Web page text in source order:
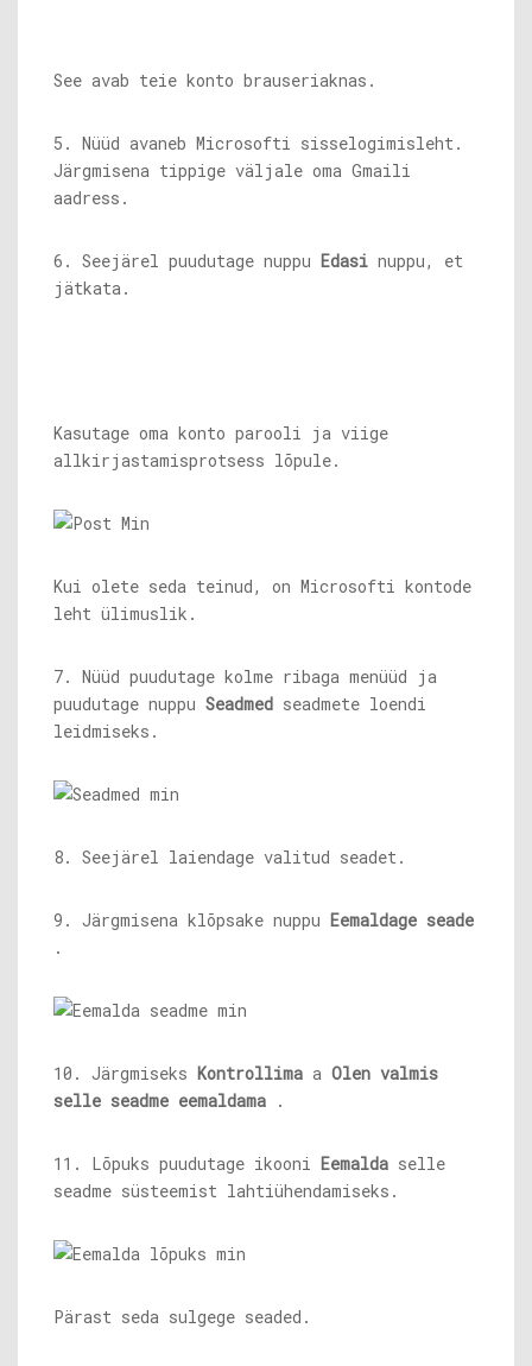
See avab teie konto brauseriaknas.
5. Nüüd avaneb Microsofti sisselogimisleht.
Järgmisena tippige väljale oma Gmaili
aadress.
6. Seejärel puudutage nuppu Edasi nuppu, et
jätkata.
Kasutage oma konto parooli ja viige
allkirjastamisprotsess lõpule.
Kui olete seda teinud, on Microsofti kontode
leht ülimuslik.
7. Nüüd puudutage kolme ribaga menüüd ja
puudutage nuppu Seadmed seadmete loendi
leidmiseks.
8. Seejärel laiendage valitud seadet.
9. Järgmisena klõpsake nuppu Eemaldage seade
.
10. Järgmiseks Kontrollima a Olen valmis
selle seadme eemaldama .
11. Lõpuks puudutage ikooni Eemalda selle
seadme süsteemist lahtiühendamiseks.
Pärast seda sulgege seaded.